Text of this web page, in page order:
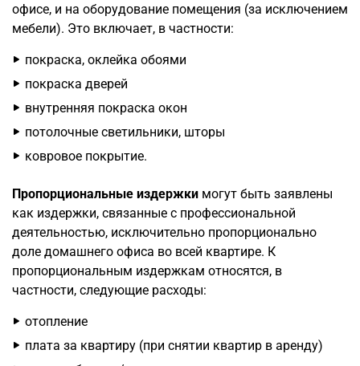
офисе, и на оборудование помещения (за исключением
мебели). Это включает, в частности:
покраска, оклейка обоями
покраска дверей
внутренняя покраска окон
потолочные светильники, шторы
ковровое покрытие.
Пропорциональные издержки могут быть заявлены
как издержки, связанные с профессиональной
деятельностью, исключительно пропорционально
доле домашнего офиса во всей квартире. К
пропорциональным издержкам относятся, в
частности, следующие расходы:
отопление
плата за квартиру (при снятии квартир в аренду)